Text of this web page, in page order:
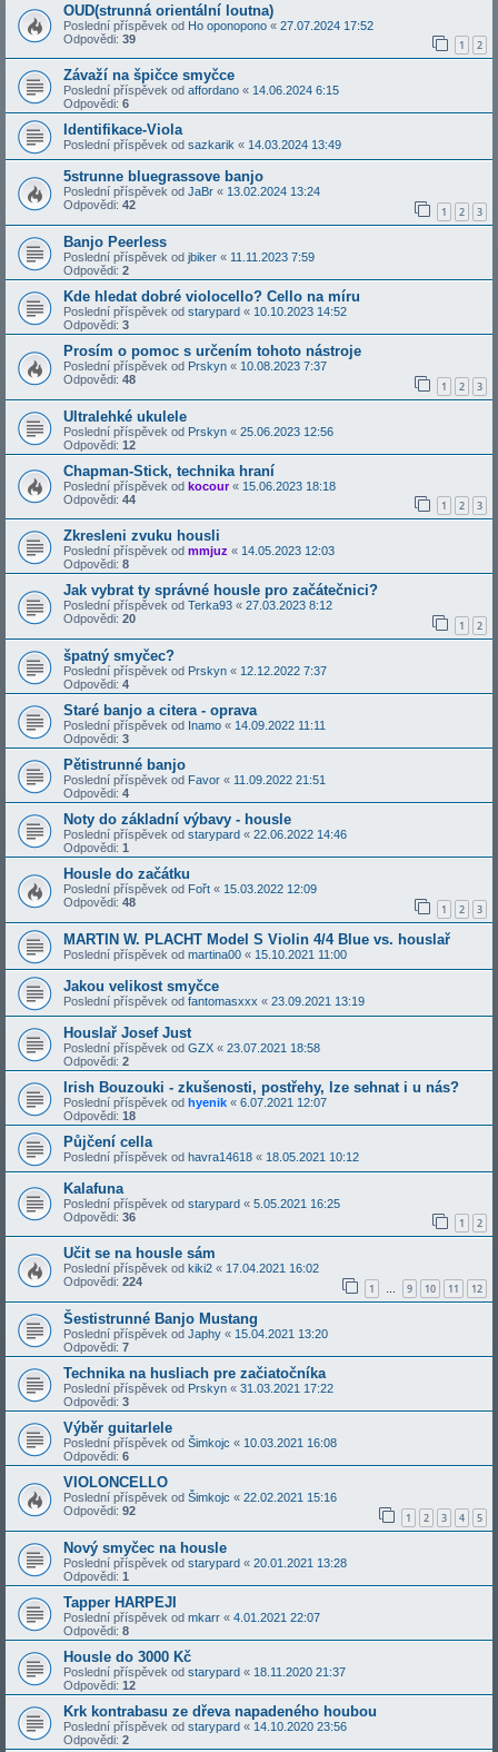
OUD(strunná orientální loutna)
Poslední příspěvek od Ho oponopono « 27.07.2024 17:52
Odpovědi: 39 1 2
Závaží na špičce smyčce
Poslední příspěvek od affordano « 14.06.2024 6:15
Odpovědi: 6
Identifikace-Viola
Poslední příspěvek od sazkarik « 14.03.2024 13:49
5strunne bluegrassove banjo
Poslední příspěvek od JaBr « 13.02.2024 13:24
Odpovědi: 42 1 2 3
Banjo Peerless
Poslední příspěvek od jbiker « 11.11.2023 7:59
Odpovědi: 2
Kde hledat dobré violocello? Cello na míru
Poslední příspěvek od starypard « 10.10.2023 14:52
Odpovědi: 3
Prosím o pomoc s určením tohoto nástroje
Poslední příspěvek od Prskyn « 10.08.2023 7:37
Odpovědi: 48 1 2 3
Ultralehké ukulele
Poslední příspěvek od Prskyn « 25.06.2023 12:56
Odpovědi: 12
Chapman-Stick, technika hraní
Poslední příspěvek od kocour« 15.06.2023 18:18
Odpovědi: 44 1 2 3
Zkresleni zvuku housli
Poslední příspěvek od mmjuz « 14.05.2023 12:03
Odpovědi: 8
Jak vybrat ty správné housle pro začátečnici?
Poslední příspěvek od Terka93 « 27.03.2023 8:12
Odpovědi: 20 1 2
špatný smyčec?
Poslední příspěvek od Prskyn « 12.12.2022 7:37
Odpovědi: 4
Staré banjo a citera - oprava
Poslední příspěvek od Inamo « 14.09.2022 11:11
Odpovědi: 3
Pětistrunné banjo
Poslední příspěvek od Favor « 11.09.2022 21:51
Odpovědi: 4
Noty do základní výbavy - housle
Poslední příspěvek od starypard « 22.06.2022 14:46
Odpovědi: 1
Housle do začátku
Poslední příspěvek od Fořt « 15.03.2022 12:09
Odpovědi: 48 1 2 3
MARTIN W. PLACHT Model S Violin 4/4 Blue vs. houslař
Poslední příspěvek od martina00 « 15.10.2021 11:00
Jakou velikost smyčce
Poslední příspěvek od fantomasxxx « 23.09.2021 13:19
Houslař Josef Just
Poslední příspěvek od GZX « 23.07.2021 18:58
Odpovědi: 2
Irish Bouzouki - zkušenosti, postřehy, lze sehnat i u nás?
Poslední příspěvek od hyenik « 6.07.2021 12:07
Odpovědi: 18
Půjčení cella
Poslední příspěvek od havra14618 « 18.05.2021 10:12
Kalafuna
Poslední příspěvek od starypard « 5.05.2021 16:25
Odpovědi: 36 1 2
Učit se na housle sám
Poslední příspěvek od kiki2 « 17.04.2021 16:02
Odpovědi: 224 1 … 9 10 11 12
Šestistrunné Banjo Mustang
Poslední příspěvek od Japhy « 15.04.2021 13:20
Odpovědi: 7
Technika na husliach pre začiatočníka
Poslední příspěvek od Prskyn « 31.03.2021 17:22
Odpovědi: 3
Výběr guitarlele
Poslední příspěvek od Šimkojc « 10.03.2021 16:08
Odpovědi: 6
VIOLONCELLO
Poslední příspěvek od Šimkojc « 22.02.2021 15:16
Odpovědi: 92 1 2 3 4 5
Nový smyčec na housle
Poslední příspěvek od starypard « 20.01.2021 13:28
Odpovědi: 1
Tapper HARPEJI
Poslední příspěvek od mkarr « 4.01.2021 22:07
Odpovědi: 8
Housle do 3000 Kč
Poslední příspěvek od starypard « 18.11.2020 21:37
Odpovědi: 12
Krk kontrabasu ze dřeva napadeného houbou
Poslední příspěvek od starypard « 14.10.2020 23:56
Odpovědi: 2